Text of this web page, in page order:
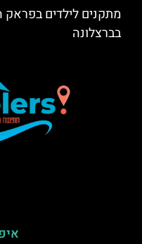
מתקנים לילדים
בברצלונה